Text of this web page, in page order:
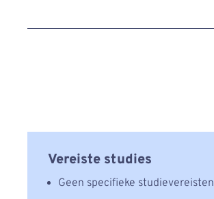
Vereiste studies
Geen speciﬁeke studievereisten